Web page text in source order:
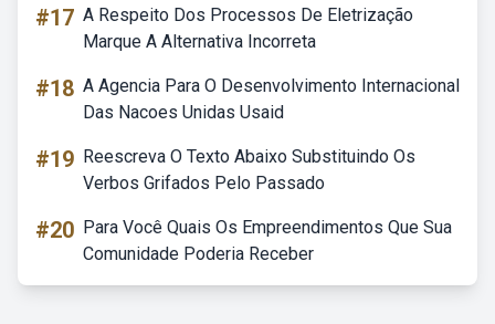
#17 A Respeito Dos Processos De Eletrização
Marque A Alternativa Incorreta
#18 A Agencia Para O Desenvolvimento Internacional
Das Nacoes Unidas Usaid
#19 Reescreva O Texto Abaixo Substituindo Os
Verbos Grifados Pelo Passado
#20 Para Você Quais Os Empreendimentos Que Sua
Comunidade Poderia Receber